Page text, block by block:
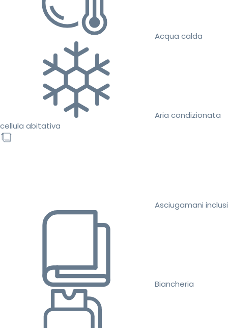
Acqua calda
Aria condizionata
cellula abitativa
Asciugamani inclusi
Biancheria